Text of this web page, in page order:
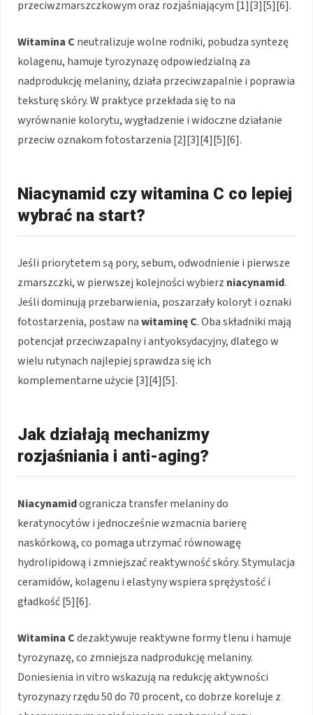
przeciwzmarszczkowym oraz rozjaśniającym [1][3][5][6].
Witamina C neutralizuje wolne rodniki, pobudza syntezę
kolagenu, hamuje tyrozynazę odpowiedzialną za
nadprodukcję melaniny, działa przeciwzapalnie i poprawia
teksturę skóry. W praktyce przekłada się to na
wyrównanie kolorytu, wygładzenie i widoczne działanie
przeciw oznakom fotostarzenia [2][3][4][5][6].
Niacynamid czy witamina C co lepiej
wybrać na start?
Jeśli priorytetem są pory, sebum, odwodnienie i pierwsze
zmarszczki, w pierwszej kolejności wybierz niacynamid.
Jeśli dominują przebarwienia, poszarzały koloryt i oznaki
fotostarzenia, postaw nawitaminę C. Oba składniki mają
potencjał przeciwzapalny i antyoksydacyjny, dlatego w
wielu rutynach najlepiej sprawdza się ich
komplementarne użycie [3][4][5].
Jak działają mechanizmy
rozjaśniania i anti-aging?
Niacynamidogranicza transfer melaniny do
keratynocytów i jednocześnie wzmacnia barierę
naskórkową, co pomaga utrzymać równowagę
hydrolipidową i zmniejszać reaktywność skóry. Stymulacja
ceramidów, kolagenu i elastyny wspiera sprężystość i
gładkość [5][6].
Witamina Cdezaktywuje reaktywne formy tlenu i hamuje
tyrozynazę, co zmniejsza nadprodukcję melaniny.
Doniesienia in vitro wskazują na redukcję aktywności
tyrozynazy rzędu 50 do 70 procent, co dobrze koreluje z